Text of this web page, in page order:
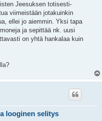
Jeesuksen totisesti-
viimeistään jotakuinkin
ellei jo aiemmin. Yksi tapa
ja sepittää nk. uusi
on yhtä hankalaa kuin
looginen selitys